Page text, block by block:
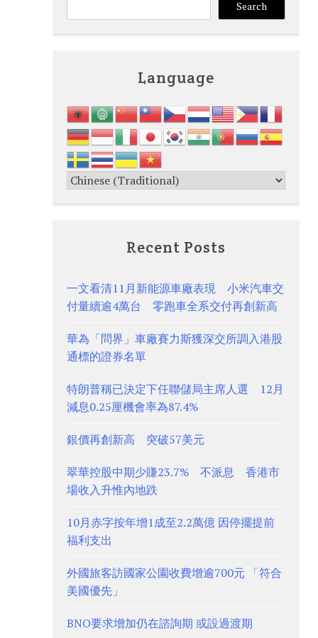
Search
Language
Recent Posts
一文看清11月新能源車廠表現 小米汽車交
付量續逾4萬台 零跑車全系交付再創新高
華為「問界」車廠賽力斯獲深交所調入港股
通標的證券名單
特朗普稱已決定下任聯儲局主席人選 12月
減息0.25厘機會率為87.4%
銀價再創新高 突破57美元
翠華控股中期少賺23.7% 不派息 香港市
場收入升惟內地跌
10月赤字按年增1成至2.2萬億 因停擺提前
福利支出
外國旅客訪國家公園收費增逾700元 「符合
美國優先」
BNO要求增加仍在諮詢期 或設過渡期